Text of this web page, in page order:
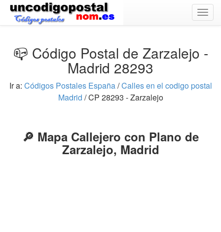
📪 Código Postal de Zarzalejo -
Madrid 28293
Ir a: Códigos Postales España/Calles en el codigo postal
Madrid / CP 28293 - Zarzalejo
🔎 Mapa Callejero con Plano de
Zarzalejo, Madrid